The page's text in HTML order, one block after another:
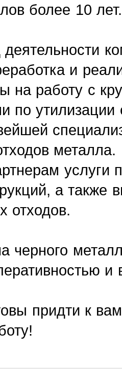
более 10 лет.
и
на работу с
по
услуги
а
отходов.
черного
и
придти к